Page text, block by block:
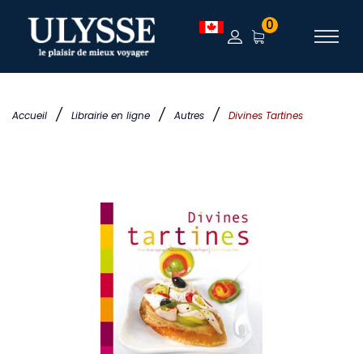
Accueil / Librairie en ligne / Autres / Divines Tartines
0